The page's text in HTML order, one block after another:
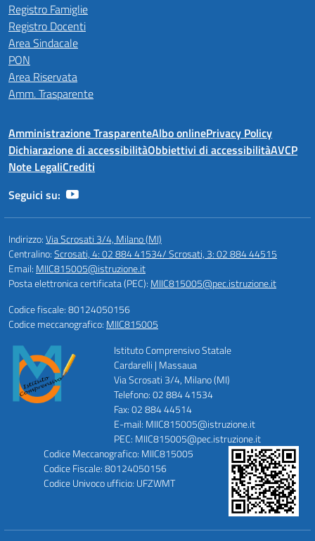
Registro Famiglie
Registro Docenti
Area Sindacale
PON
Area Riservata
Amm. Trasparente
Amministrazione TrasparenteAlbo onlinePrivacy Policy
Dichiarazione di accessibilitàObbiettivi di accessibilitàAVCP
Note LegaliCrediti
Seguici su:
Indirizzo:Via Scrosati 3/4, Milano (MI)
Centralino:Scrosati, 4: 02 884 41534/ Scrosati, 3: 02 884 44515
Email: MIIC815005@istruzione.it
Posta elettronica certificata (PEC): MIIC815005@pec.istruzione.it
Codice fiscale: 80124050156
Codice meccanografico: MIIC815005
Istituto Comprensivo Statale
Cardarelli | Massaua
Via Scrosati 3/4, Milano (MI)
Telefono: 02 884 41534
Fax: 02 884 44514
E-mail: MIIC815005@istruzione.it
PEC: MIIC815005@pec.istruzione.it
Codice Meccanografico: MIIC815005
Codice Fiscale: 80124050156
Codice Univoco ufficio: UFZWMT